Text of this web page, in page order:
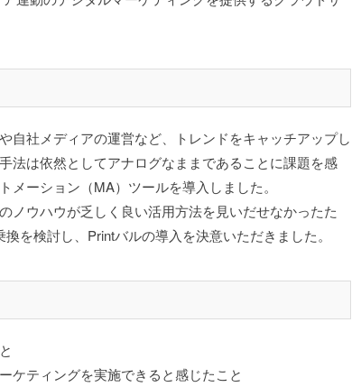
自社メディアの運営など、トレンドをキャッチアップし
法は依然としてアナログなままであることに課題を感
メーション（MA）ツールを導入しました。
ノウハウが乏しく良い活用方法を見いだせなかったた
を検討し、Printバルの導入を決意いただきました。
ケティングを実施できると感じたこと